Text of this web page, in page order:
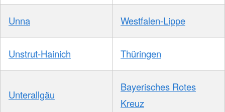
Unna Westfalen-Lippe
Unstrut-Hainich Thüringen
Unterallgäu
Bayerisches Rotes
Kreuz